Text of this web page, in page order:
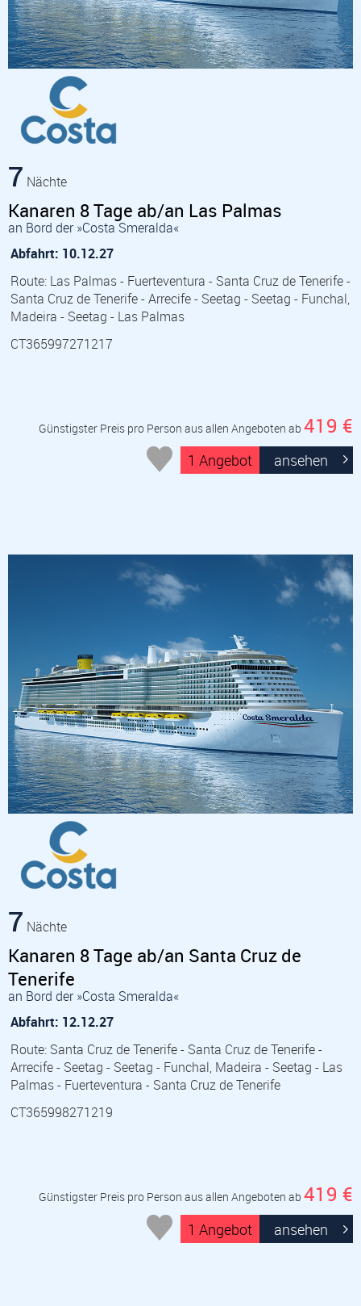
7 Nächte
Kanaren 8 Tage ab/an Las Palmas
an Bord der »Costa Smeralda«
Abfahrt: 10.12.27
Route: Las Palmas - Fuerteventura - Santa Cruz de Tenerife -
Santa Cruz de Tenerife - Arrecife - Seetag - Seetag - Funchal,
Madeira - Seetag - Las Palmas
CT365997271217
Günstigster Preis pro Person aus allen Angeboten ab 419 €
1 Angebot ansehen
7 Nächte
Kanaren 8 Tage ab/an Santa Cruz de
Tenerife
an Bord der »Costa Smeralda«
Abfahrt: 12.12.27
Route: Santa Cruz de Tenerife - Santa Cruz de Tenerife -
Arrecife - Seetag - Seetag - Funchal, Madeira - Seetag - Las
Palmas - Fuerteventura - Santa Cruz de Tenerife
CT365998271219
Günstigster Preis pro Person aus allen Angeboten ab 419 €
1 Angebot ansehen